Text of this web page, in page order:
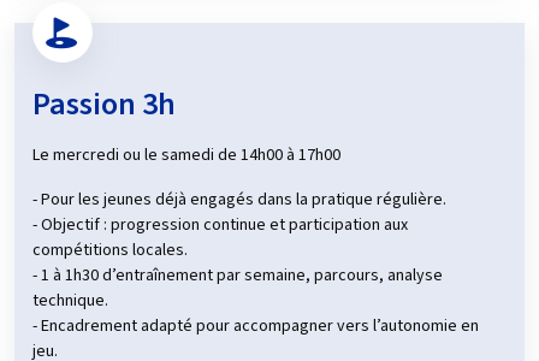
Passion 3h
Le mercredi ou le samedi de 14h00 à 17h00
- Pour les jeunes déjà engagés dans la pratique régulière.
- Objectif : progression continue et participation aux
compétitions locales.
- 1 à 1h30 d’entraînement par semaine, parcours, analyse
technique.
- Encadrement adapté pour accompagner vers l’autonomie en
jeu.